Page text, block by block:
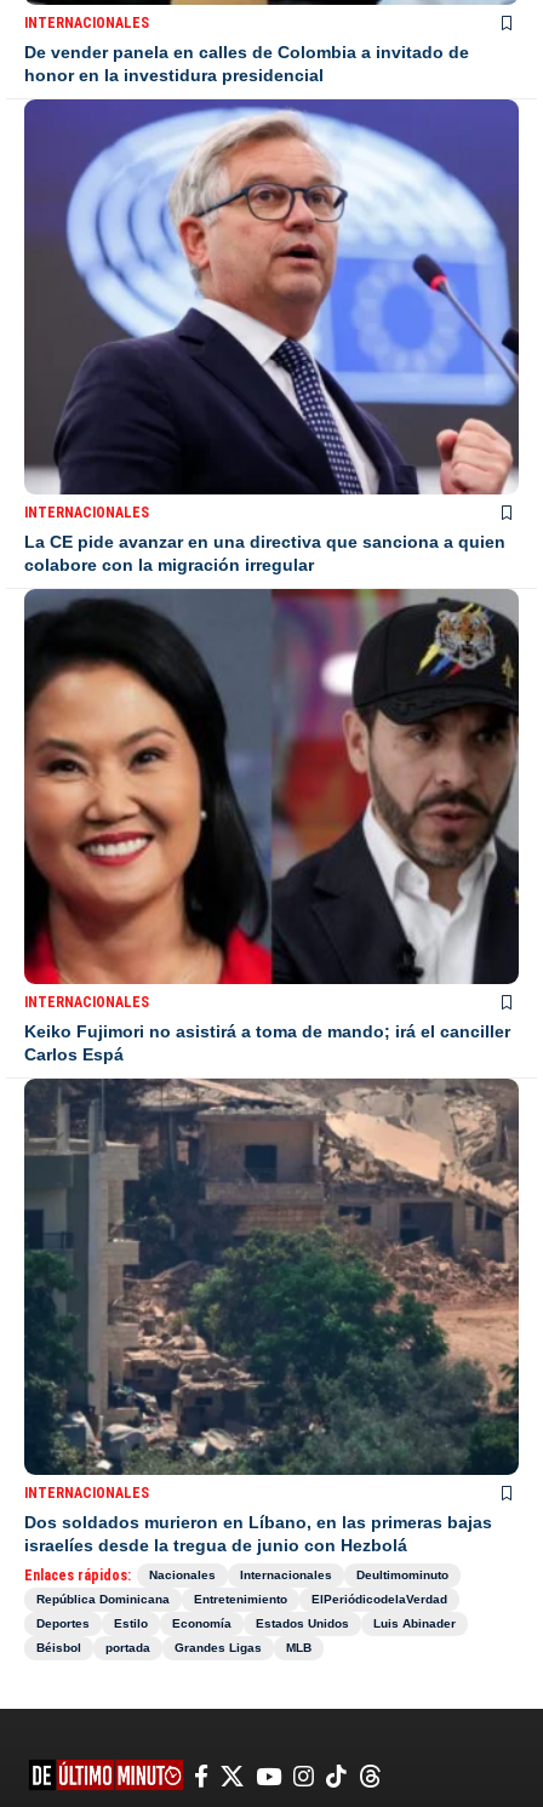
INTERNACIONALES
De vender panela en calles de Colombia a invitado de
honor en la investidura presidencial
INTERNACIONALES
La CE pide avanzar en una directiva que sanciona a quien
colabore con la migración irregular
INTERNACIONALES
Keiko Fujimori no asistirá a toma de mando; irá el canciller
Carlos Espá
INTERNACIONALES
Dos soldados murieron en Líbano, en las primeras bajas
israelíes desde la tregua de junio con Hezbolá
Enlaces rápidos: Nacionales Internacionales
Deultimominuto
República Dominicana
Entretenimiento
ElPeriódicodelaVerdad
Deportes
Estilo Economía Estados Unidos
Luis Abinader
Béisbol
portada Grandes Ligas MLB